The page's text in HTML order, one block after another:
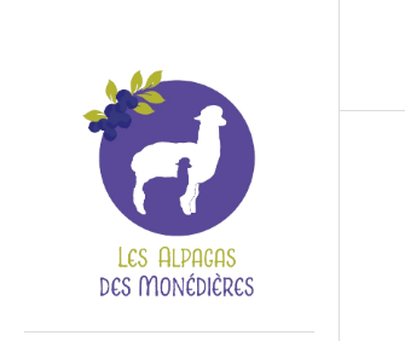
Global Side Menu
Width
Placeholder